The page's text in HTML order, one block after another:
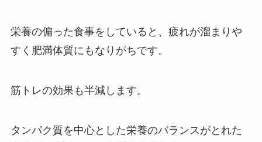
栄養の偏った食事をしていると、疲れが溜まりや
すく肥満体質にもなりがちです。
筋トレの効果も半減します。
タンパク質を中心とした栄養のバランスがとれた